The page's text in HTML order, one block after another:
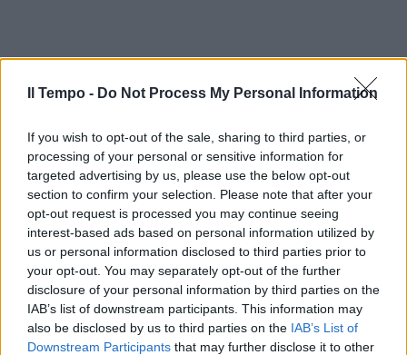
Il Tempo - Do Not Process My Personal Information
If you wish to opt-out of the sale, sharing to third parties, or
processing of your personal or sensitive information for
targeted advertising by us, please use the below opt-out
section to confirm your selection. Please note that after your
opt-out request is processed you may continue seeing
interest-based ads based on personal information utilized by
us or personal information disclosed to third parties prior to
your opt-out. You may separately opt-out of the further
disclosure of your personal information by third parties on the
IAB’s list of downstream participants. This information may
also be disclosed by us to third parties on the IAB’s List of
Downstream Participants that may further disclose it to other
al ballottaggio. Il punto sul
voto nelle città